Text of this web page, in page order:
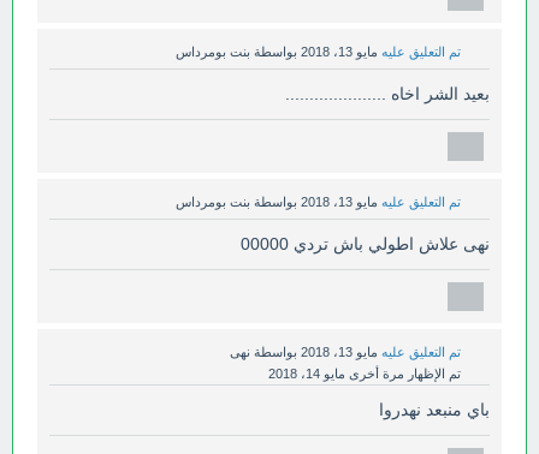
تم التعليق عليه مايو 13، 2018 بواسطة بنت بومرداس
بعيد الشر اخاه .....................
تم التعليق عليه مايو 13، 2018 بواسطة بنت بومرداس
نهى علاش اطولي باش تردي 00000
تم التعليق عليه مايو 13، 2018 بواسطة نهى
تم الإظهار مرة أخرى مايو 14، 2018
باي منبعد نهدروا